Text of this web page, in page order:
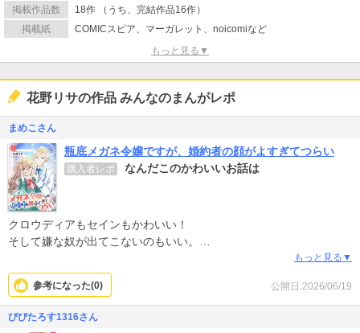
掲載作品数
18作 （うち、完結作品16作）
掲載紙
COMICスピア、マーガレット、noicomiなど
もっと見る▼
花野リサの作品 みんなのまんがレポ
まめこさん
瓶底メガネ令嬢ですが、婚約者の顔がよすぎてつらい
購入者レポ なんだこのかわいいお話は
クロウディアもセインもかわいい！
そして嫌な奴が出てこないのもいい。
クロウディアへの恋心に気づいたセイン、かわいかったなー。
お話がもっと続いてほしかったな。終わっちゃって残念。
もっと見る▼
公開日:2026/06/19
参考になった(0)
ぴぴたろす1316さん